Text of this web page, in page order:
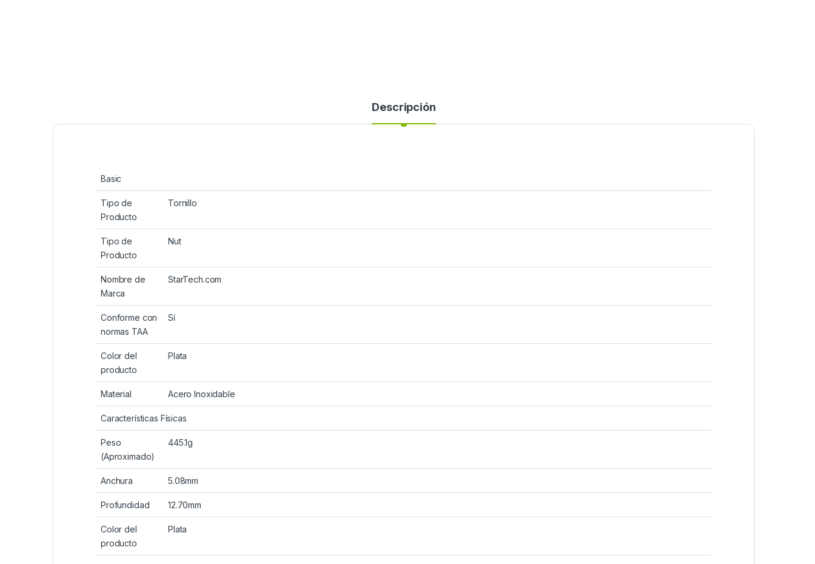
Descripción
Basic
Tipo de
Producto
Tornillo
Tipo de
Producto
Nut
Nombre de
Marca
StarTech.com
Conforme con
normas TAA
Sí
Color del
producto
Plata
Material Acero Inoxidable
Características Físicas
Peso
(Aproximado)
445.1g
Anchura 5.08mm
Profundidad 12.70mm
Color del
producto
Plata